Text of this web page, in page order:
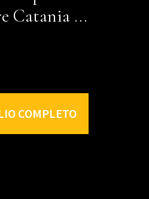
Catania ...
COMPLETO